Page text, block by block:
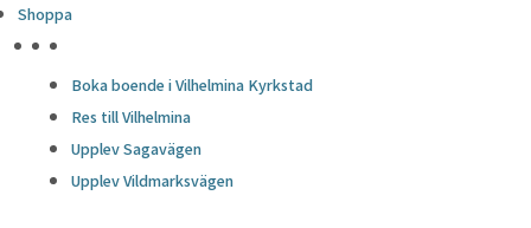
Shoppa
Boka boende i Vilhelmina Kyrkstad
Res till Vilhelmina
Upplev Sagavägen
Upplev Vildmarksvägen